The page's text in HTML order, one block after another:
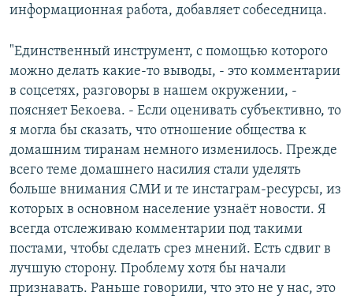
информационная работа, добавляет собеседница.
"Единственный инструмент, с помощью которого
можно делать какие-то выводы, - это комментарии
в соцсетях, разговоры в нашем окружении, -
поясняет Бекоева. - Если оценивать субъективно, то
я могла бы сказать, что отношение общества к
домашним тиранам немного изменилось. Прежде
всего теме домашнего насилия стали уделять
больше внимания СМИ и те инстаграм-ресурсы, из
которых в основном население узнаёт новости. Я
всегда отслеживаю комментарии под такими
постами, чтобы сделать срез мнений. Есть сдвиг в
лучшую сторону. Проблему хотя бы начали
признавать. Раньше говорили, что это не у нас, это